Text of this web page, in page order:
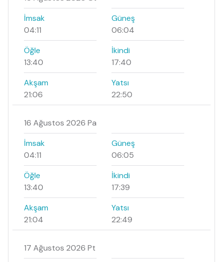
İmsak
04:11
Güneş
06:04
Öğle
13:40
İkindi
17:40
Akşam
21:06
Yatsı
22:50
16 Ağustos 2026 Pa
İmsak
04:11
Güneş
06:05
Öğle
13:40
İkindi
17:39
Akşam
21:04
Yatsı
22:49
17 Ağustos 2026 Pt